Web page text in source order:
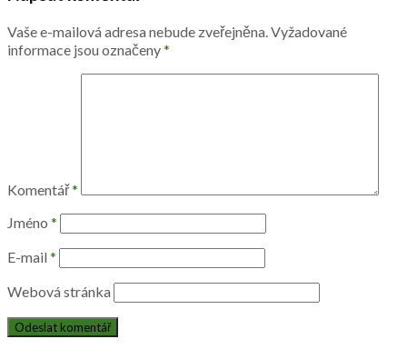
Vaše e-mailová adresa nebude zveřejněna.Vyžadované
informace jsou označeny*
Komentář*
Jméno *
E-mail *
Webová stránka